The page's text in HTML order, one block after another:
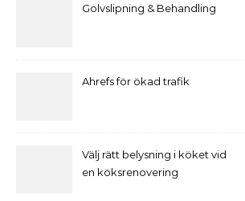
Golvslipning & Behandling
Ahrefs för ökad trafik
Välj rätt belysning i köket vid
en köksrenovering